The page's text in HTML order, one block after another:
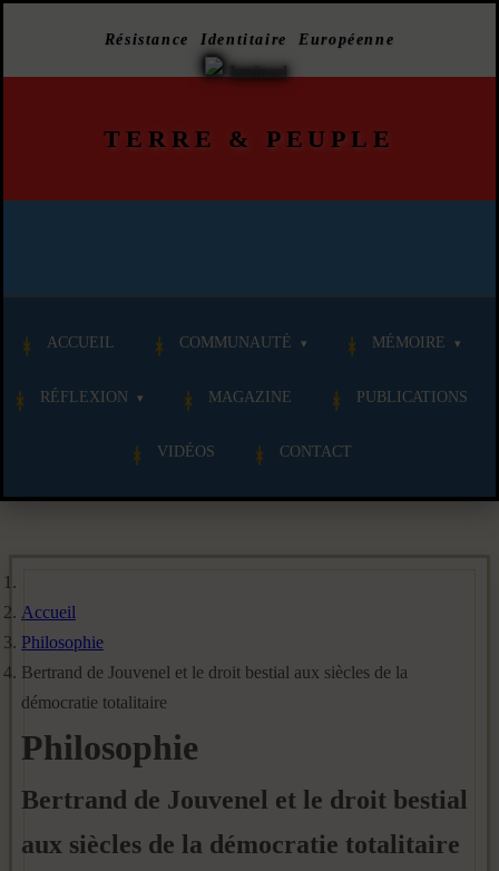
Résistance Identitaire Européenne
TERRE & PEUPLE
ACCUEIL COMMUNAUTÉ MÉMOIRE
RÉFLEXION MAGAZINE PUBLICATIONS
VIDÉOS CONTACT
Accueil
Philosophie
Bertrand de Jouvenel et le droit bestial aux siècles de la
démocratie totalitaire
Philosophie
Bertrand de Jouvenel et le droit bestial
aux siècles de la démocratie totalitaire